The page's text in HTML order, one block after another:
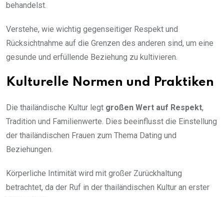
behandelst.
Verstehe, wie wichtig gegenseitiger Respekt und
Rücksichtnahme auf die Grenzen des anderen sind, um eine
gesunde und erfüllende Beziehung zu kultivieren.
Kulturelle Normen und Praktiken
Die thailändische Kultur legt großen Wert auf Respekt,
Tradition und Familienwerte. Dies beeinflusst die Einstellung
der thailändischen Frauen zum Thema Dating und
Beziehungen.
Körperliche Intimität wird mit großer Zurückhaltung
betrachtet, da der Ruf in der thailändischen Kultur an erster